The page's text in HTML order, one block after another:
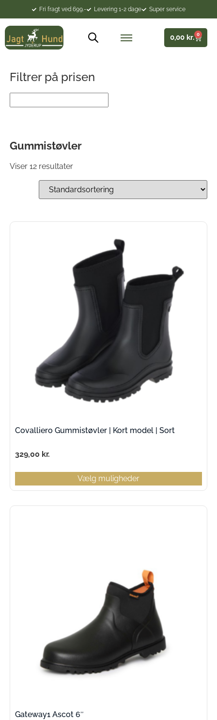
Fri fragt ved 699.- Levering 1-2 dage Super service
0,00 kr. 0
Filtrer på prisen
Gummistøvler
Viser 12 resultater
Covalliero Gummistøvler | Kort model | Sort
329,00 kr.
Vælg muligheder
Gateway1 Ascot 6″